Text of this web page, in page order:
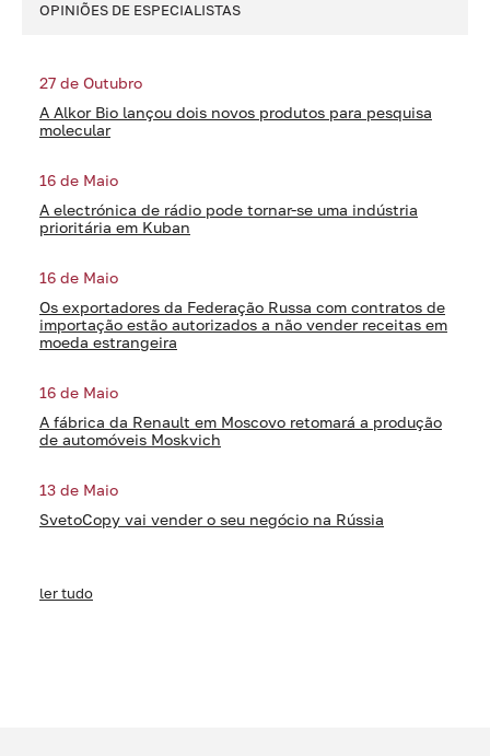
OPINIÕES DE ESPECIALISTAS
27 de Outubro
A Alkor Bio lançou dois novos produtos para pesquisa
molecular
16 de Maio
A electrónica de rádio pode tornar-se uma indústria
prioritária em Kuban
16 de Maio
Os exportadores da Federação Russa com contratos de
importação estão autorizados a não vender receitas em
moeda estrangeira
16 de Maio
A fábrica da Renault em Moscovo retomará a produção
de automóveis Moskvich
13 de Maio
SvetoCopy vai vender o seu negócio na Rússia
ler tudo